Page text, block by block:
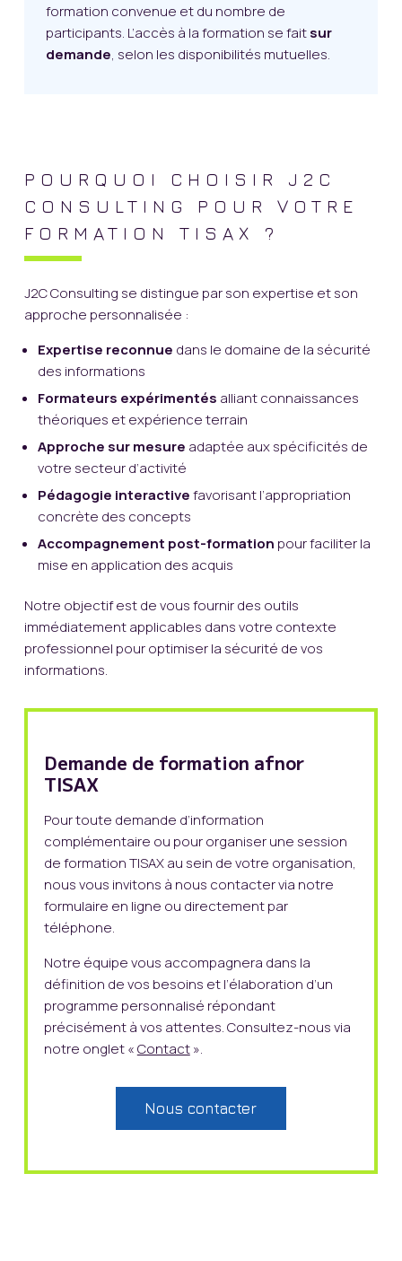
formation convenue et du nombre de
participants. L’accès à la formation se faitsur
demande, selon les disponibilités mutuelles.
POURQUOI CHOISIR J2C
CONSULTING POUR VOTRE
FORMATION TISAX ?
J2C Consulting se distingue par son expertise et son
approche personnalisée :
Expertise reconnue dans le domaine de la sécurité
des informations
Formateurs expérimentés alliant connaissances
théoriques et expérience terrain
Approche sur mesure adaptée aux spécificités de
votre secteur d’activité
Pédagogie interactivefavorisant l’appropriation
concrète des concepts
Accompagnement post-formation pour faciliter la
mise en application des acquis
Notre objectif est de vous fournir des outils
immédiatement applicables dans votre contexte
professionnel pour optimiser la sécurité de vos
informations.
Demande de formation afnor
TISAX
Pour toute demande d’information
complémentaire ou pour organiser une session
de formation TISAX au sein de votre organisation,
nous vous invitons à nous contacter via notre
formulaire en ligne ou directement par
téléphone.
Notre équipe vous accompagnera dans la
définition de vos besoins et l’élaboration d’un
programme personnalisé répondant
précisément à vos attentes. Consultez-nous via
notre onglet «Contact».
Nous contacter